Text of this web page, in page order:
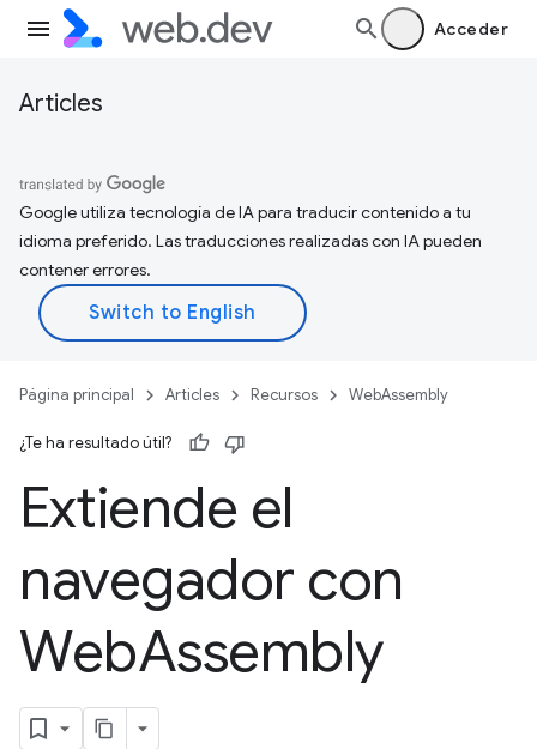
Acceder
Articles
Google utiliza tecnología de IA para traducir contenido a tu
idioma preferido. Las traducciones realizadas con IA pueden
contener errores.
Página principal Articles Recursos WebAssembly
¿Te ha resultado útil?
Extiende el
navegador con
WebAssembly